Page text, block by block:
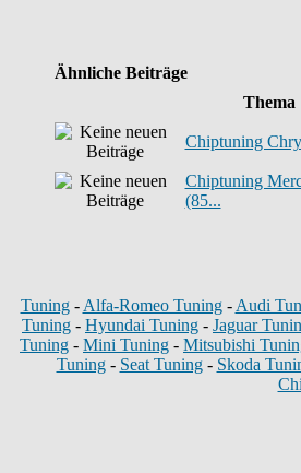
Ähnliche Beiträge
Thema
Chiptuning
Chiptuning
(85...
Tuning- Alfa-Romeo Tuning- Audi
Tuning - Hyundai Tuning - Jaguar
Tuning - Mini Tuning - Mitsubishi
Tuning- Seat Tuning- Skoda